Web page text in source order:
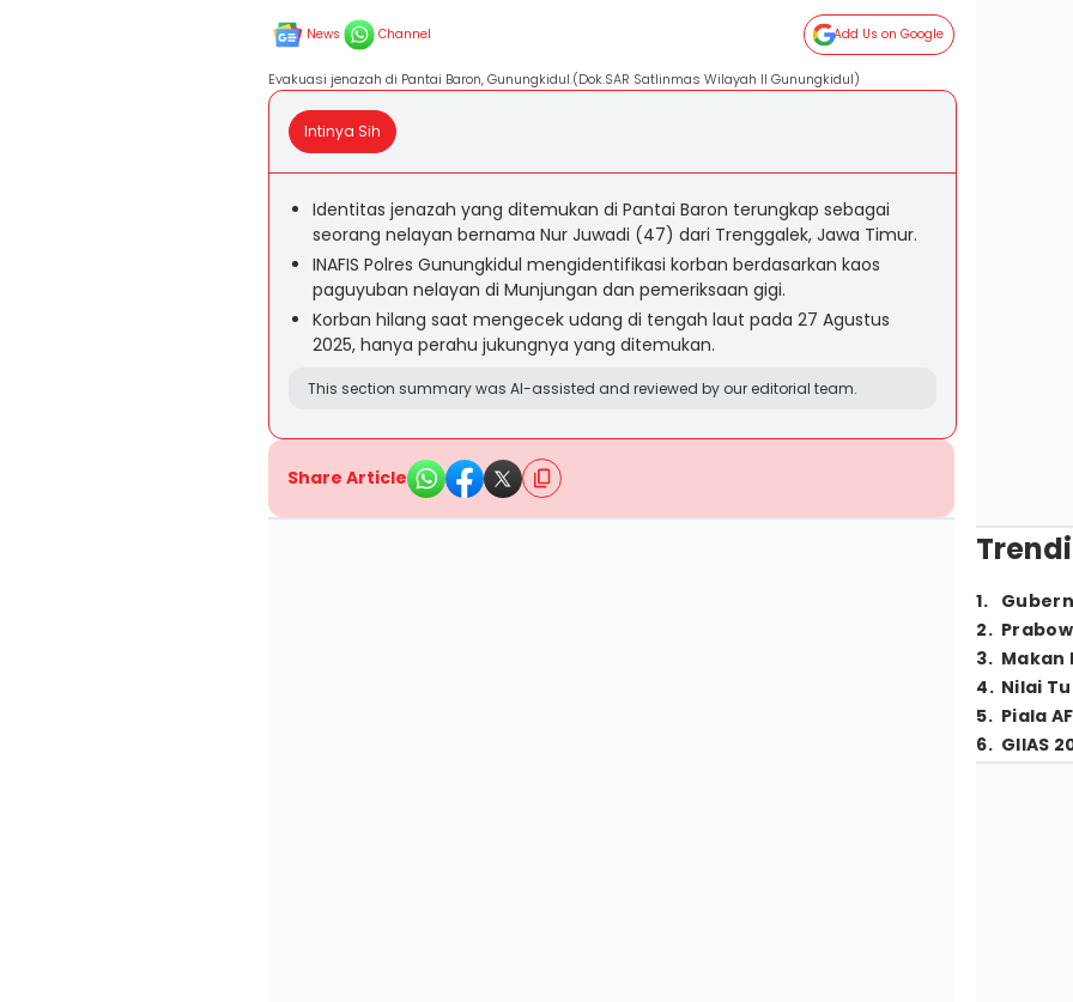
News Channel Add Us on Google
Evakuasi jenazah di Pantai Baron, Gunungkidul.(Dok.SAR Satlinmas Wilayah II Gunungkidul)
Intinya Sih
Identitas jenazah yang ditemukan di Pantai Baron terungkap sebagai
seorang nelayan bernama Nur Juwadi (47) dari Trenggalek, Jawa Timur.
INAFIS Polres Gunungkidul mengidentifikasi korban berdasarkan kaos
paguyuban nelayan di Munjungan dan pemeriksaan gigi.
Korban hilang saat mengecek udang di tengah laut pada 27 Agustus
2025, hanya perahu jukungnya yang ditemukan.
This section summary was AI-assisted and reviewed by our editorial team.
Share Article
1.
2.
3. Makan
4. Nilai
5. Piala
6. GIIAS